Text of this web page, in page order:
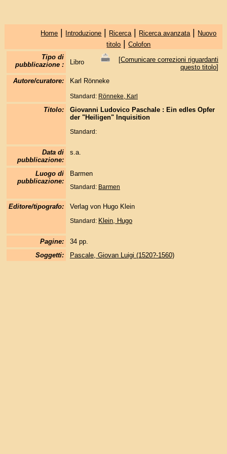
Home | Introduzione | Ricerca | Ricerca avanzata | Nuovo
titolo |Colofon
Tipo di
pubblicazione :
Libro [Comunicare correzioni riguardanti
questo titolo]
Autore/curatore:
Karl Rönneke
Standard: Rönneke, Karl
Titolo:
Giovanni Ludovico Paschale : Ein edles Opfer
der "Heiligen" Inquisition
Standard:
Data di
pubblicazione:
s.a.
Luogo di
pubblicazione:
Barmen
Standard: Barmen
Editore/tipografo: Verlag von Hugo Klein
Standard: Klein, Hugo
Pagine:
34 pp.
Soggetti:
Pascale, Giovan Luigi (1520?-1560)